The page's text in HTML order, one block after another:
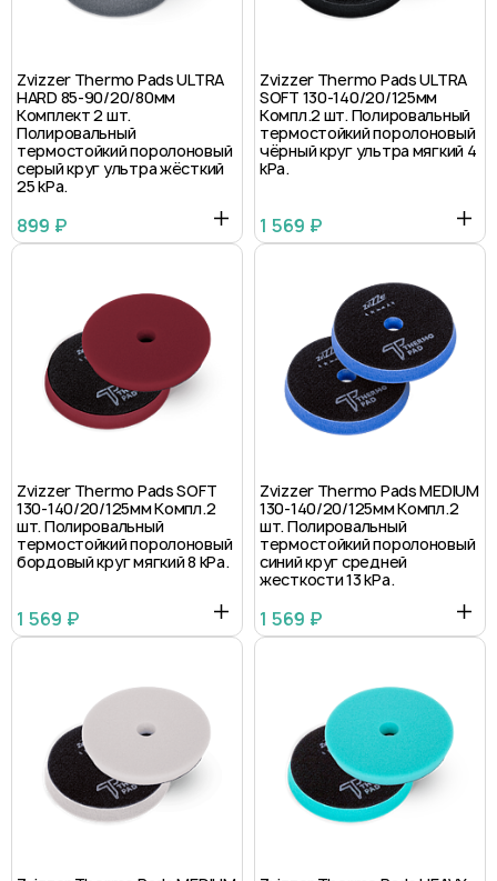
Zvizzer Thermo Pads ULTRA
HARD 85-90/20/80мм
Комплект 2 шт.
Полировальный
термостойкий поролоновый
серый круг ультра жёсткий
25 kPa.
899 ₽
Zvizzer Thermo Pads ULTRA
SOFT 130-140/20/125мм
Компл.2 шт. Полировальный
термостойкий поролоновый
чёрный круг ультра мягкий 4
kPa.
1 569 ₽
Zvizzer Thermo Pads SOFT
130-140/20/125мм Компл.2
шт. Полировальный
термостойкий поролоновый
бордовый круг мягкий 8 kPa.
1 569 ₽
Zvizzer Thermo Pads MEDIUM
130-140/20/125мм Компл.2
шт. Полировальный
термостойкий поролоновый
синий круг средней
жесткости 13 kPa.
1 569 ₽